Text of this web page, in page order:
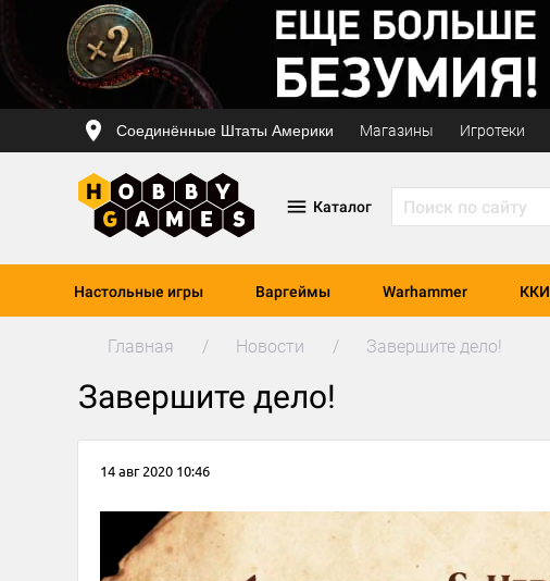
Соединённые Штаты Америки Магазины Игротеки
Каталог
Настольные игры Варгеймы Warhammer ККИ
Главная Новости Завершите дело!
Завершите дело!
14 авг 2020 10:46